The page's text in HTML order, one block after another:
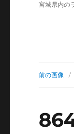
宮城県内の
前の画像